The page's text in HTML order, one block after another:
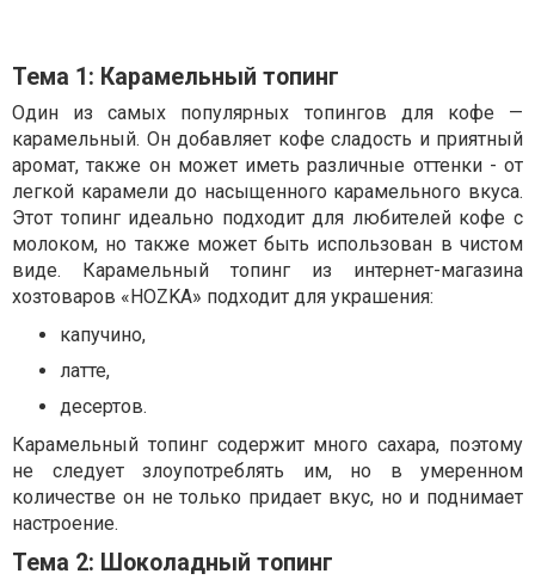
Тема 1: Карамельный топинг
Один из самых популярных топингов для кофе —
карамельный. Он добавляет кофе сладость и приятный
аромат, также он может иметь различные оттенки - от
легкой карамели до насыщенного карамельного вкуса.
Этот топинг идеально подходит для любителей кофе с
молоком, но также может быть использован в чистом
виде. Карамельный топинг из интернет-магазина
хозтоваров «HOZKA» подходит для украшения:
капучино,
латте,
десертов.
Карамельный топинг содержит много сахара, поэтому
не следует злоупотреблять им, но в умеренном
количестве он не только придает вкус, но и поднимает
настроение.
Тема 2: Шоколадный топинг